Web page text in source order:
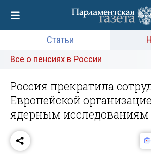
Статьи
Все о пенсиях в России
Россия прекратила
Европейской
ядерным исследованиям